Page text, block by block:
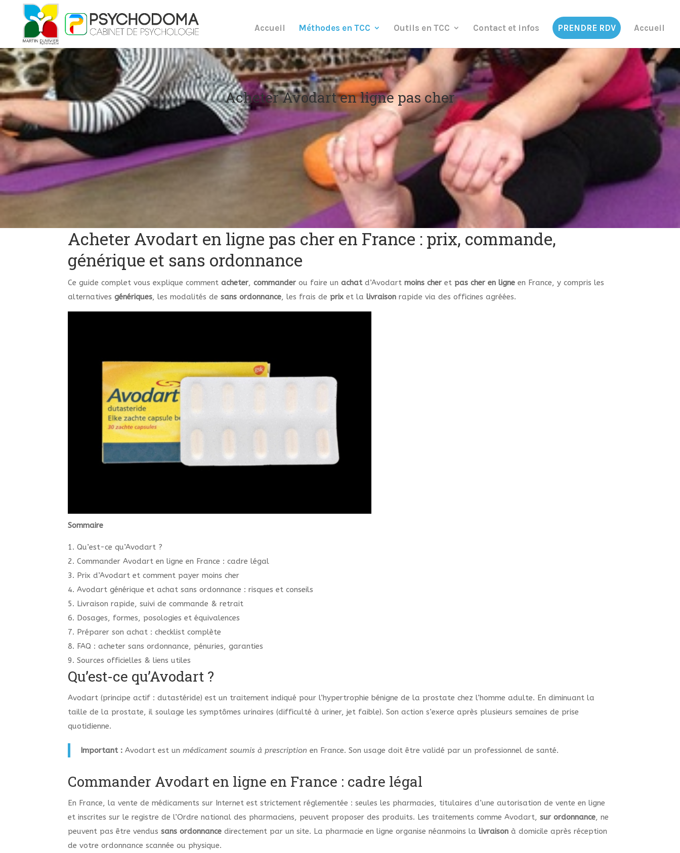
Accueil Méthodes en TCC Outils en TCC Contact et infos PRENDRE RDV Accueil
Acheter Avodart en ligne pas cher
Acheter Avodart en ligne pas cher en France : prix, commande,
générique et sans ordonnance
Ce guide complet vous explique commentacheter,commander ou faire unachatd’Avodartmoins cher et pas cher en ligne en France, y compris les
alternativesgénériques, les modalités desans ordonnance, les frais de prix et lalivraison rapide via des officines agréées.
Sommaire
1. Qu’est-ce qu’Avodart ?
2. Commander Avodart en ligne en France : cadre légal
3. Prix d’Avodart et comment payer moins cher
4. Avodart générique et achat sans ordonnance : risques et conseils
5. Livraison rapide, suivi de commande & retrait
6. Dosages, formes, posologies et équivalences
7. Préparer son achat : checklist complète
8. FAQ : acheter sans ordonnance, pénuries, garanties
9. Sources officielles & liens utiles
Qu’est-ce qu’Avodart ?
Avodart (principe actif : dutastéride) est un traitement indiqué pour l’hypertrophie bénigne de la prostate chez l’homme adulte. En diminuant la
taille de la prostate, il soulage les symptômes urinaires (difficulté à uriner, jet faible). Son action s’exerce après plusieurs semaines de prise
quotidienne.
Important : Avodart est unmédicament soumis à prescription en France. Son usage doit être validé par un professionnel de santé.
Commander Avodart en ligne en France : cadre légal
En France, la vente de médicaments sur Internet est strictement réglementée : seules les pharmacies, titulaires d’une autorisation de vente en ligne
et inscrites sur le registre de l’Ordre national des pharmaciens, peuvent proposer des produits. Les traitements comme Avodart,sur ordonnance, ne
peuvent pas être vendussans ordonnance directement par un site. La pharmacie en ligne organise néanmoins lalivraison à domicile après réception
de votre ordonnance scannée ou physique.